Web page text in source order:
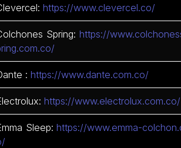
https://www.clevercel.co/
Spring:https://
:https://www.dante.com.co/
https://www.electrolux.com.co/
Sleep:https://www.emma-